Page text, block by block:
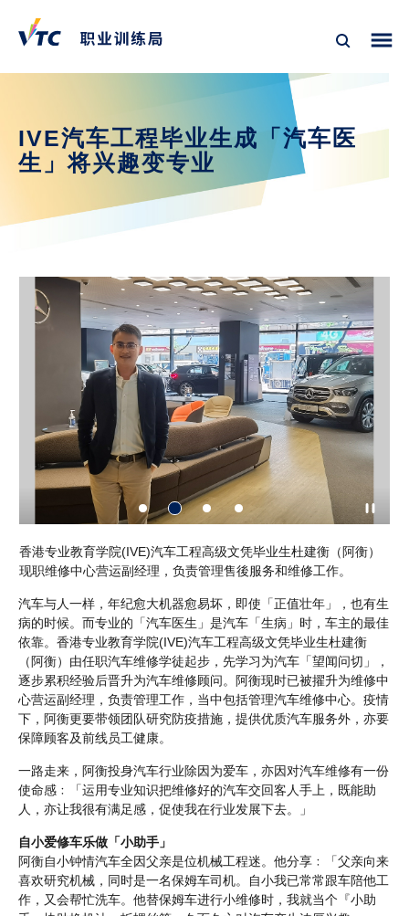
IVE汽车工程毕业生成「汽车医
生」将兴趣变专业
香港专业教育学院(IVE)汽车工程高级文凭毕业生杜建衡（阿衡）
现职维修中心营运副经理，负责管理售後服务和维修工作。
汽车与人一样，年纪愈大机器愈易坏，即使「正值壮年」，也有生
病的时候。而专业的「汽车医生」是汽车「生病」时，车主的最佳
依靠。香港专业教育学院(IVE)汽车工程高级文凭毕业生杜建衡
（阿衡）由任职汽车维修学徒起步，先学习为汽车「望闻问切」，
逐步累积经验后晋升为汽车维修顾问。阿衡现时已被擢升为维修中
心营运副经理，负责管理工作，当中包括管理汽车维修中心。疫情
下，阿衡更要带领团队研究防疫措施，提供优质汽车服务外，亦要
保障顾客及前线员工健康。
一路走来，阿衡投身汽车行业除因为爱车，亦因对汽车维修有一份
使命感﹕「运用专业知识把维修好的汽车交回客人手上，既能助
人，亦让我很有满足感，促使我在行业发展下去。」
自小爱修车乐做「小助手」
阿衡自小钟情汽车全因父亲是位机械工程迷。他分享﹕「父亲向来
喜欢研究机械，同时是一名保姆车司机。自小我已常常跟车陪他工
作，又会帮忙洗车。他替保姆车进行小维修时，我就当个『小助